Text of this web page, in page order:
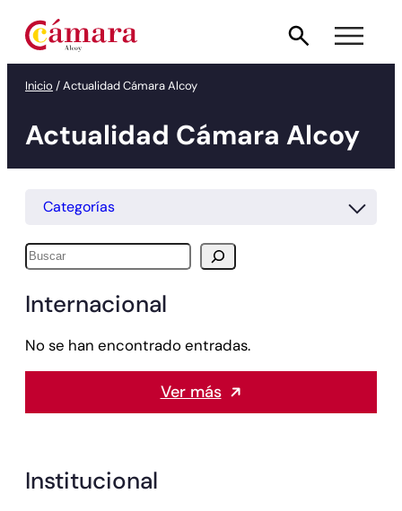
Saltar
contenido
Inicio /Actualidad Cámara Alcoy
Actualidad Cámara Alcoy
Categorías
Buscar
Internacional
No se han encontrado entradas.
Ver más
Institucional